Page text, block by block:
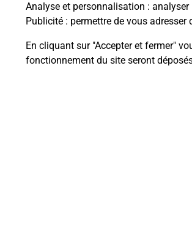
Analyse et personnalisation :
Publicité : permettre de vous adresser
En cliquant sur "Accepter et fermer"
fonctionnement du site seront
Questions
Où faire des